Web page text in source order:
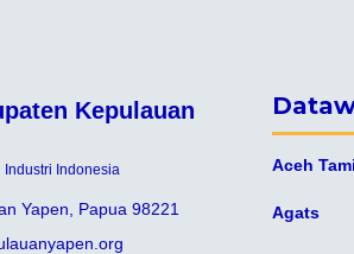
Kepulauan
Industri Indonesia
Yapen, Papua 98221
Aceh
Agats